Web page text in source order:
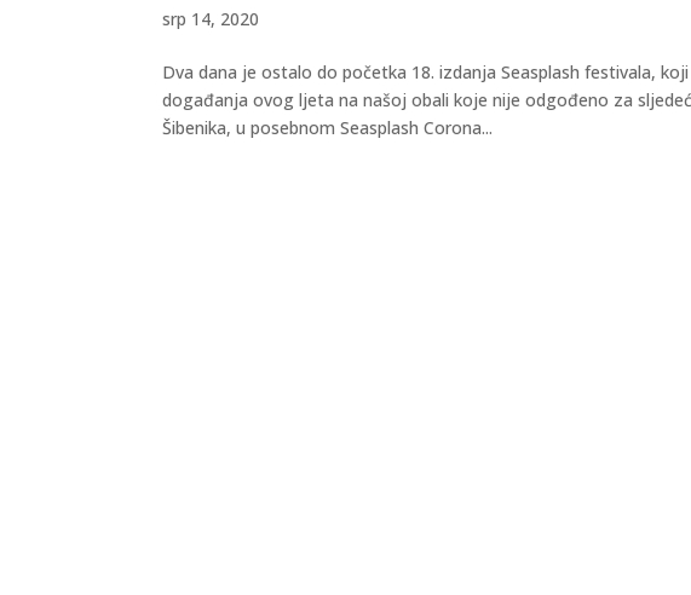
srp 14, 2020
Dva dana je ostalo do početka 18. izdanja Seasplash festivala,
događanja ovog ljeta na našoj obali koje nije odgođeno za
Šibenika, u posebnom Seasplash Corona...